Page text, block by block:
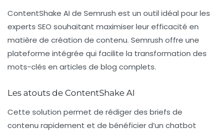
ContentShake AI de Semrush est un outil idéal pour les
experts SEO souhaitant maximiser leur efficacité en
matière de création de contenu. Semrush offre une
plateforme intégrée qui facilite la transformation des
mots-clés en articles de blog complets.
Les atouts de ContentShake AI
Cette solution permet de rédiger des briefs de
contenu rapidement et de bénéficier d’un chatbot